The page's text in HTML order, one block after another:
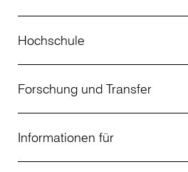
Studienangebot
Bewerbung
Studienberatung
Hochschule
Über uns
Aktuelles
Forschung und Transfer
Projekte
Informationen für